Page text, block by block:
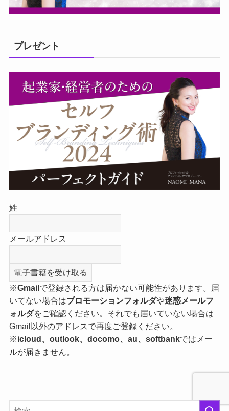
プレゼント
姓
メールアドレス
※Gmailで登録される方は届かない可能性があります。届
いてない場合はプロモーションフォルダや迷惑メールフ
ォルダをご確認ください。それでも届いていない場合は
Gmail以外のアドレスで再度ご登録ください。
※icloud、outlook、docomo、au、softbankではメー
ルが届きません。